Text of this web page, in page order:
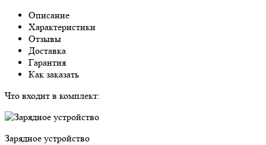
Описание
Характеристики
Отзывы
Доставка
Гарантия
Как заказать
Что входит в комплект:
Зарядное устройство